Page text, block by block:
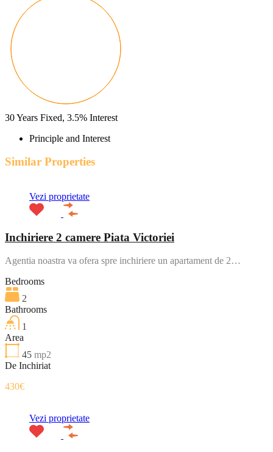
30Years Fixed, 3.5% Interest
Principle and Interest
Similar Properties
Vezi proprietate
Inchiriere 2 camere Piata Victoriei
Agentia noastra va ofera spre inchiriere un apartament de 2…
Bedrooms
2
Bathrooms
1
Area
45 mp2
De Inchiriat
430€
Vezi proprietate